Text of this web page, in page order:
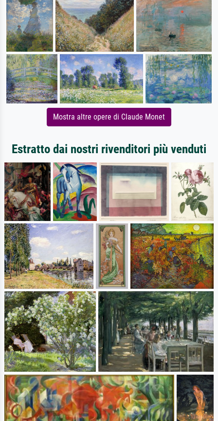
Mostra altre opere di Claude Monet
Estratto dai nostri rivenditori più venduti